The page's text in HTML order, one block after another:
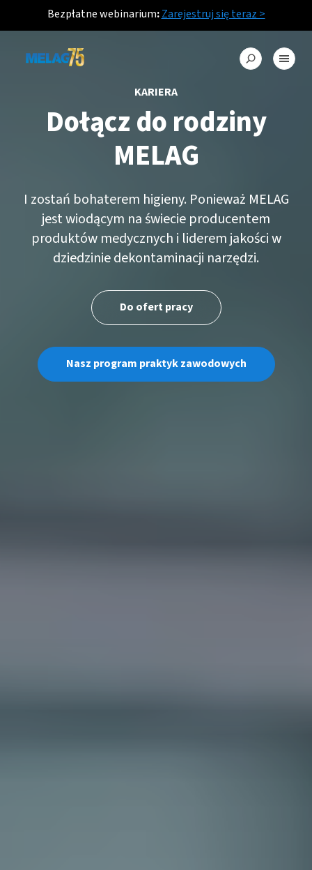
Bezpłatne webinarium:Zarejestruj się teraz >
KARIERA
Dołącz do rodziny
MELAG
I zostań bohaterem higieny. Ponieważ MELAG
jest wiodącym na świecie producentem
produktów medycznych i liderem jakości w
dziedzinie dekontaminacji narzędzi.
Do ofert pracy
Nasz program praktyk zawodowych